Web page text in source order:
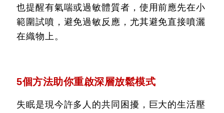
也提醒有氣喘或過敏體質者，使用前應先在小
範圍試噴，避免過敏反應，尤其避免直接噴灑
在織物上。
5個方法助你重啟深層放鬆模式
失眠是現今許多人的共同困擾，巨大的生活壓